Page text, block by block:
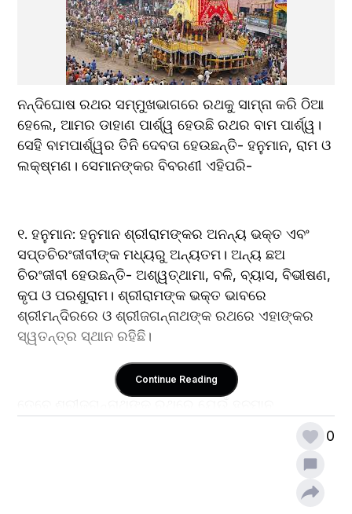
ନନ୍ଦିଘୋଷ ରଥର ସମ୍ମୁଖଭାଗରେ ରଥକୁ ସାମ୍ନା କରି ଠିଆ
ହେଲେ, ଆମର ଡାହାଣ ପାର୍ଶ୍ୱ ହେଉଛି ରଥର ବାମ ପାର୍ଶ୍ୱ।
ସେହି ବାମପାର୍ଶ୍ୱର ତିନି ଦେବତା ହେଉଛନ୍ତି- ହନୁମାନ, ରାମ ଓ
ଲକ୍ଷ୍ମଣ। ସେମାନଙ୍କର ବିବରଣୀ ଏହିପରି-
୧. ହନୁମାନ: ହନୁମାନ ଶ୍ରୀରାମଙ୍କର ଅନନ୍ୟ ଭକ୍ତ ଏବଂ
ସପ୍ତଚିରଂଜୀବୀଙ୍କ ମଧ୍ୟରୁ ଅନ୍ୟତମ। ଅନ୍ୟ ଛଅ
ଚିରଂଜୀବୀ ହେଉଛନ୍ତି- ଅଶ୍ୱତ୍‌ଥାମା, ବଳି, ବ୍ୟାସ, ବିଭୀଷଣ,
କୃପ ଓ ପରଶୁରାମ। ଶ୍ରୀରାମଙ୍କ ଭକ୍ତ ଭାବରେ
ଶ୍ରୀମନ୍ଦିରରେ ଓ ଶ୍ରୀଜଗନ୍ନାଥଙ୍କ ରଥରେ ଏହାଙ୍କର
ସ୍ୱତନ୍ତ୍ର ସ୍ଥାନ ରହିଛି।
ଅନୁସାରେ- ମହୀରାବଣ ସହିତ ଲକ୍ଷ୍ମଣ ଯୁଦ୍ଧ କରିବାବେଳେ,
Continue Reading
0